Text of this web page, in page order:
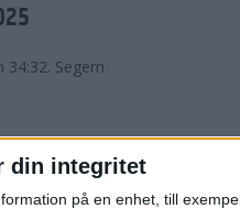
din integritet
på en enhet, till
Segern